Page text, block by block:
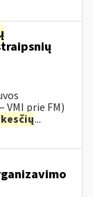
prie FM)
...